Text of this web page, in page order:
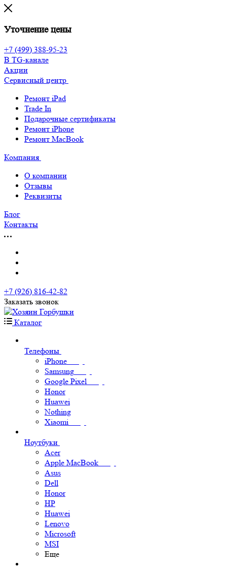
Уточнение цены
+7 (499) 388-95-23
В TG-канале
Акции
Сервисный центр
Ремонт iPad
Trade In
Подарочные сертификаты
Ремонт iPhone
Ремонт MacBook
Компания
О компании
Отзывы
Реквизиты
Блог
Контакты
+7 (926) 816-42-82
Заказать звонок
Каталог
Телефоны
iPhone
Samsung
Google Pixel
Honor
Huawei
Nothing
Xiaomi
Ноутбуки
Acer
Apple MacBook
Asus
Dell
Honor
HP
Huawei
Lenovo
Microsoft
MSI
Еще